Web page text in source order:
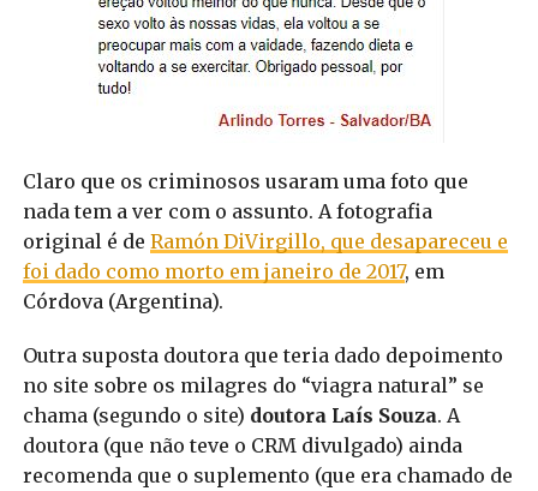
Claro que os criminosos usaram uma foto que
nada tem a ver com o assunto. A fotografia
original é de Ramón DiVirgillo, que desapareceu e
foi dado como morto em janeiro de 2017, em
Córdova (Argentina).
Outra suposta doutora que teria dado depoimento
no site sobre os milagres do “viagra natural” se
chama (segundo o site) doutora Laís Souza. A
doutora (que não teve o CRM divulgado) ainda
recomenda que o suplemento (que era chamado de